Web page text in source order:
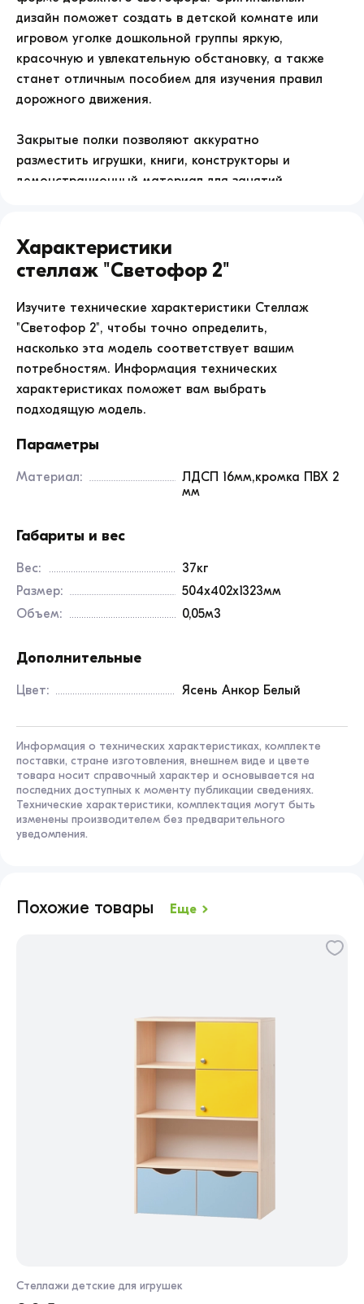
5655.
дизайн поможет создать в детской комнате или
игровом уголке дошкольной группы яркую,
красочную и увлекательную обстановку, а также
станет отличным пособием для изучения правил
дорожного движения.
Закрытые полки позволяют аккуратно
разместить игрушки, книги, конструкторы и
демонстрационный материал для занятий,
Надежность и безопасность:
Каркас изделия изготовлен из качественной
ЛДСП толщиной 16 мм в универсальном цвете
«ясень анкор белый». Все торцы деталей
надежно защищены ударопрочной кромкой ПВХ 2
мм. Для максимальной безопасности детей все
видимые выступающие углы конструкции
тщательно скруглены по радиусу 50 мм, что
активных играх. По желанию заказчика корпус
Назначение: хранение игрушек, книг и
методических материалов;
Дизайн: имитация светофора;
Материал: ЛДСП 16 мм;
Радиус скругления углов: 50 мм;
Базовый цвет: ясень анкор белый;
Тип дверей: глухие (закрытые полки)
Где купить Стеллаж "Светофор 2"
КупитьСтеллаж "Светофор 2"можно на нашем
сайте. Оформите заказ и наш менеджер
свяжется с вами в ближайшее время для
уточнения деталей заказа.
Характеристики
Стеллаж "Светофор 2"
Изучите технические характеристики Стеллаж
"Светофор 2", чтобы точно определить,
насколько эта модель соответствует вашим
потребностям. Информация технических
характеристиках поможет вам выбрать
подходящую модель.
Параметры
Материал:
ЛДСП 16мм,кромка ПВХ 2
мм
Габариты и вес
Вес:
37кг
Размер:
504x402x1323мм
Объем:
0,05м3
Дополнительные
Цвет: Ясень Анкор Белый
Информация о технических характеристиках, комплекте
поставки, стране изготовления, внешнем виде и цвете
товара носит справочный характер и основывается на
последних доступных к моменту публикации сведениях.
Технические характеристики, комплектация могут быть
изменены производителем без предварительного
уведомления.
Похожие товары Еще
Стеллажи детские для игрушек